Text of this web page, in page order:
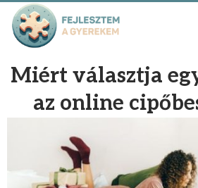
Miért választja
az online